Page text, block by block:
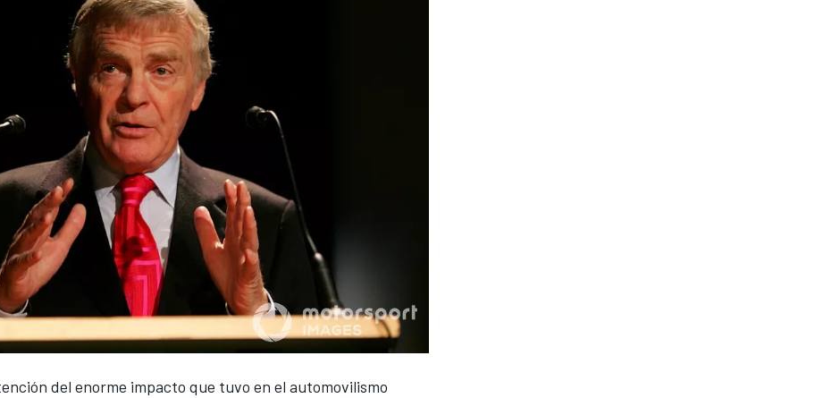
del enorme impacto que tuvo en el automovilismo